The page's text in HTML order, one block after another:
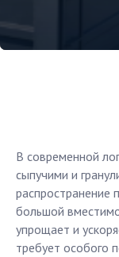
В современной
сыпучими и
распространение
большой
упрощает и
требует особого